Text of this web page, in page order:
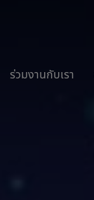
ร่วมงานกับเรา